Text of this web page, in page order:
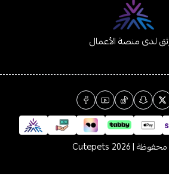
لدى منصة الأعمال
| 2026
Cutepets